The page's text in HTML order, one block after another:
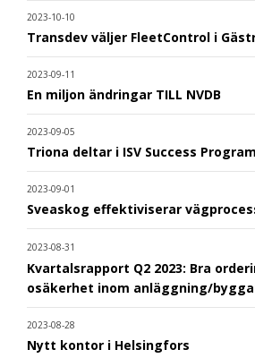
2023-10-10
Transdev väljer FleetControl i
2023-09-11
En miljon ändringar TILL NVDB
2023-09-05
Triona deltar i ISV Success Program
2023-09-01
Sveaskog effektiviserar
2023-08-31
Kvartalsrapport Q2 2023: Bra
osäkerhet inom anläggning/
2023-08-28
Nytt kontor i Helsingfors